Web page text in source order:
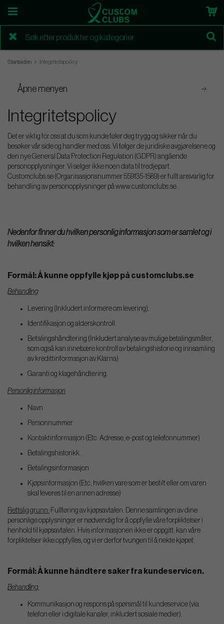
Startsiden Integritetspolicy
Åpne menyen
Integritetspolicy
Det er viktig for oss at du som kunde føler deg trygg og sikker når du
besøker vår side og handler med oss. Vi følger de juridiske avgjørelsene og
den nye General Data Protection Regulation (GDPR) angående
personopplysninger. Vi selger ikke noen data til tredjepart.
Customclubs.se (Organisasjonsnummer 559135-1589) er fullt ansvarlig for
behandling av personopplysninger på www.customclubs.se.
Nedenfor finner du hvilken personlig informasjon som er samlet og i
hvilken hensikt:
Formål: Å kunne oppfylle kjøp på customclubs.se
Behandling:
Levering (Inkludert informere om levering).
Identifikasjon og alderskontroll.
Betalingshåndtering (Inkludert analyse av mulige betalingsmåter,
som også kan innebære kontroll av betalingshistorie og innsamling
av kredittinformasjon av Klarna)
Garanti og klagehåndtering.
Personlig informasjon
Navn
Personnummer
Kontaktinformasjon (Etc. Adresse, e-post og telefonnummer)
Betalingshistorikk.
Betalingsinformasjon
Kjøpsinformasjon (Etc, hvilken vare som er bestilt eller om varen
skal leveres til en annen adresse)
Rettslig grunn: Fullføring av kjøpsavtalen. Denne samlingen av dine
personlige opplysninger er nødvendig for å oppfylle våre forpliktelser i
henhold til kjøpsavtalen. Hvis informasjonen ikke er oppgitt, kan våre
forpliktelser ikke oppfylles, og vi er derfor tvungen til å nekte kjøpet.
Formål: Å kunne håndtere saker fra kundeservicen.
Behandling:
Kommunikasjon og respons på spørsmål til kundeservice (via
telefon eller i digitale kanaler, inkludert sosiale medier).